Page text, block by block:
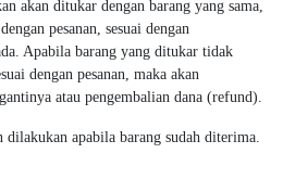
akan ditukar dengan barang yang sama,
pesanan, sesuai dengan
Apabila barang yang ditukar tidak
dengan pesanan, maka akan
atau pengembalian dana (refund).
dilakukan apabila barang sudah diterima.